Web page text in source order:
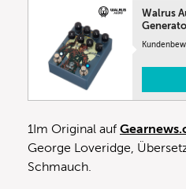
Walrus
1Im Original auf
George Loveridge,
Schmauch.